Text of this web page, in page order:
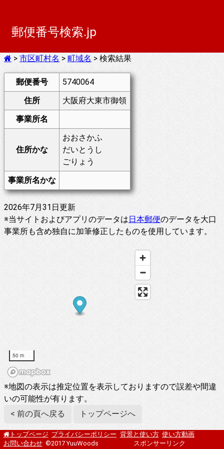
郵便番号検索.jp
> 市区町村名 > 町域名 > 検索結果
郵便番号
5740064
住所
大阪府大東市御領
事業所名
住所かな
おおさかふ
だいとうし
ごりょう
事業所名かな
2026年7月31日更新
※当サイトおよびアプリのデータは日本郵便のデータを大口
事業所も含め独自に加筆修正したものを使用しています。
50 m
※地図の表示は推定位置を表示しておりますので誤差や間違
いの可能性が有ります。
< 前の頁へ戻る
トップページへ
トップページ プライバシーポリシー 背景と使い方 使い方動画
お問い合わせ ©2017 YuuWoods スポンサーリンク